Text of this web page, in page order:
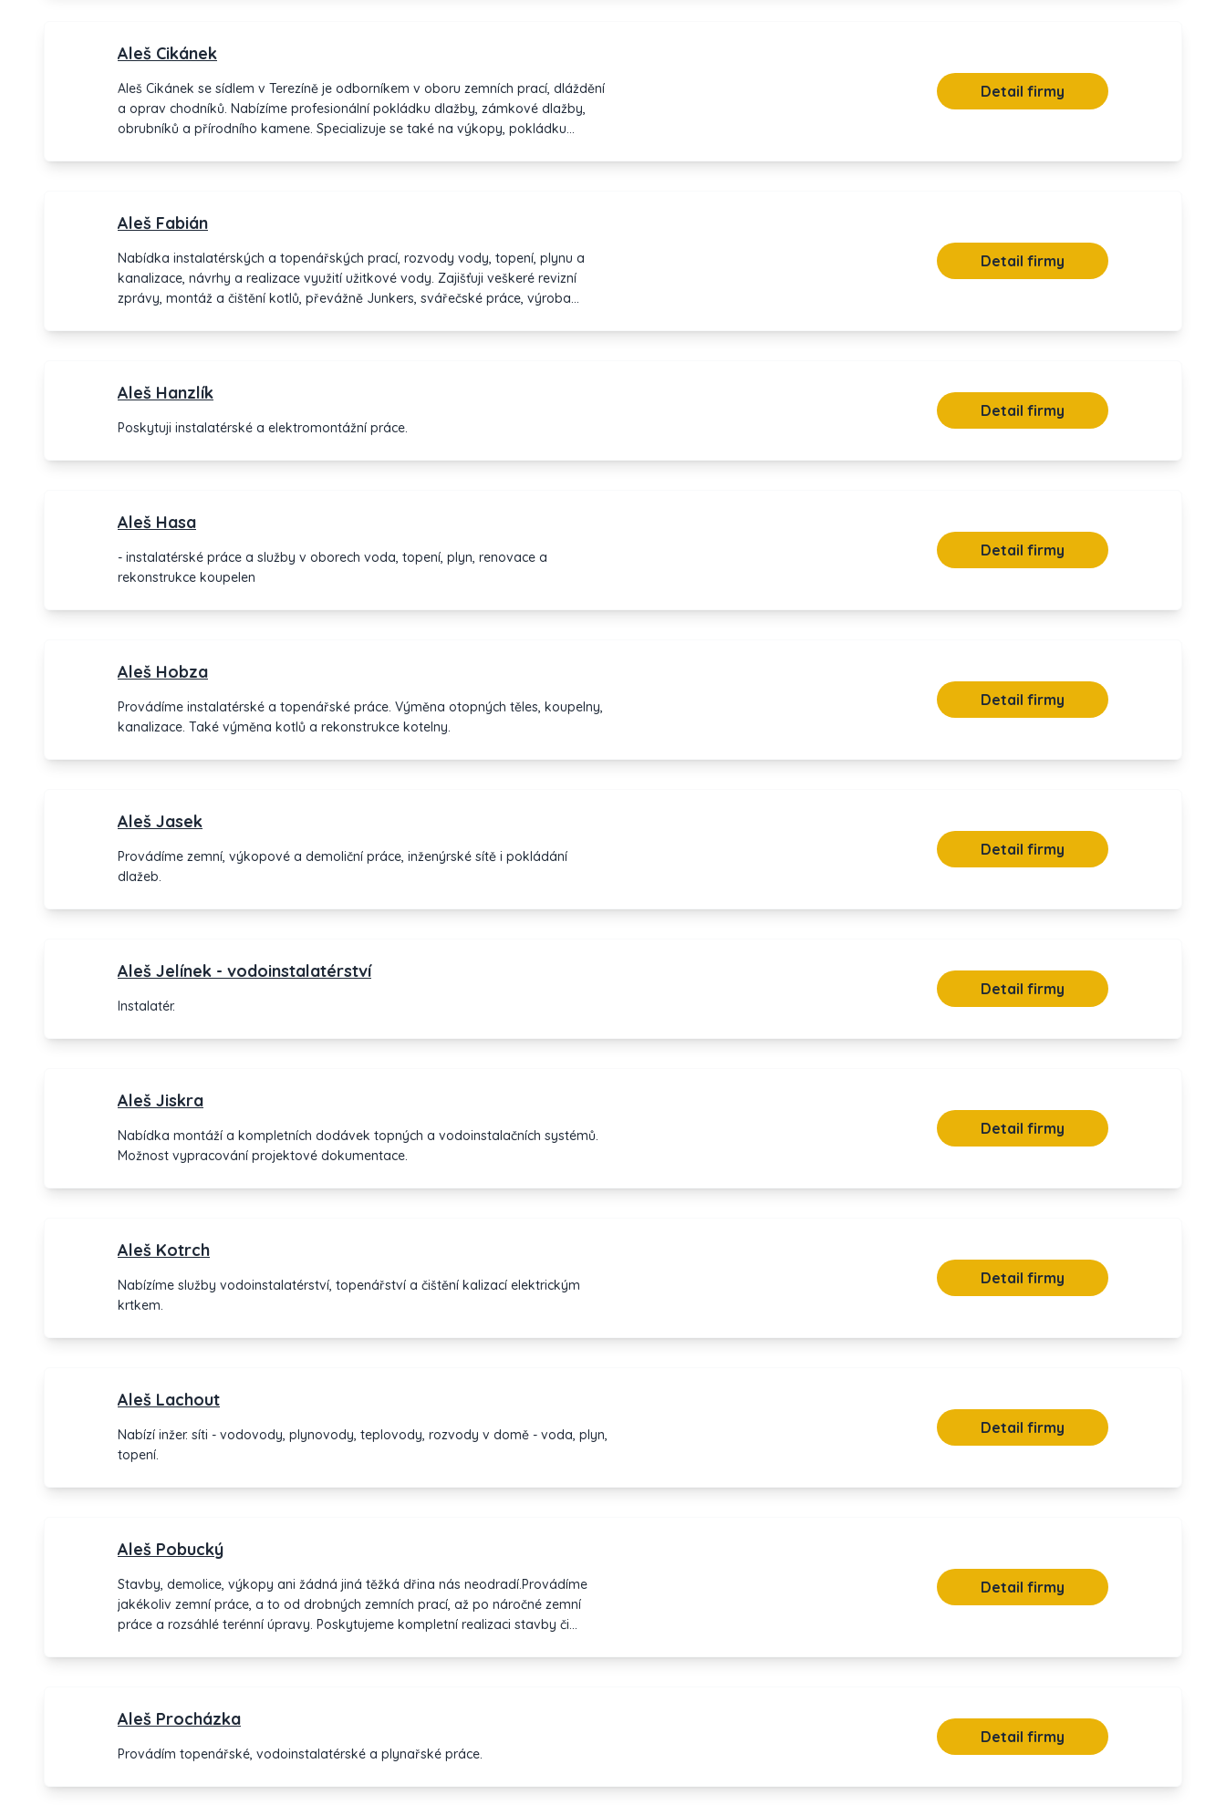
Aleš Cikánek
Aleš Cikánek se sídlem v Terezíně je odborníkem v oboru zemních prací, dláždění
a oprav chodníků. Nabízíme profesionální pokládku dlažby, zámkové dlažby,
obrubníků a přírodního kamene. Specializuje se také na výkopy, pokládku
Detail firmy
Aleš Fabián
Nabídka instalatérských a topenářských prací, rozvody vody, topení, plynu a
kanalizace, návrhy a realizace využití užitkové vody. Zajišťuji veškeré revizní
zprávy, montáž a čištění kotlů, převážně Junkers, svářečské práce, výroba
Detail firmy
Aleš Hanzlík
Poskytuji instalatérské a elektromontážní práce.
Detail firmy
Aleš Hasa
- instalatérské práce a služby v oborech voda, topení, plyn, renovace a
rekonstrukce koupelen
Detail firmy
Aleš Hobza
Provádíme instalatérské a topenářské práce. Výměna otopných těles, koupelny,
kanalizace. Také výměna kotlů a rekonstrukce kotelny.
Detail firmy
Aleš Jasek
Provádíme zemní, výkopové a demoliční práce, inženýrské sítě i pokládání
dlažeb.
Detail firmy
Aleš Jelínek - vodoinstalatérství
Instalatér.
Detail firmy
Aleš Jiskra
Nabídka montáží a kompletních dodávek topných a vodoinstalačních systémů.
Možnost vypracování projektové dokumentace.
Detail firmy
Aleš Kotrch
Nabízíme služby vodoinstalatérství, topenářství a čištění kalizací elektrickým
krtkem.
Detail firmy
Aleš Lachout
Nabízí inžer. síti - vodovody, plynovody, teplovody, rozvody v domě - voda, plyn,
topení.
Detail firmy
Aleš Pobucký
Stavby, demolice, výkopy ani žádná jiná těžká dřina nás neodradí.Provádíme
jakékoliv zemní práce, a to od drobných zemních prací, až po náročné zemní
práce a rozsáhlé terénní úpravy. Poskytujeme kompletní realizaci stavby či
Detail firmy
Aleš Procházka
Provádím topenářské, vodoinstalatérské a plynařské práce.
Detail firmy